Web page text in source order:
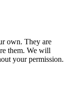
own. They are
them. We will
your permission.